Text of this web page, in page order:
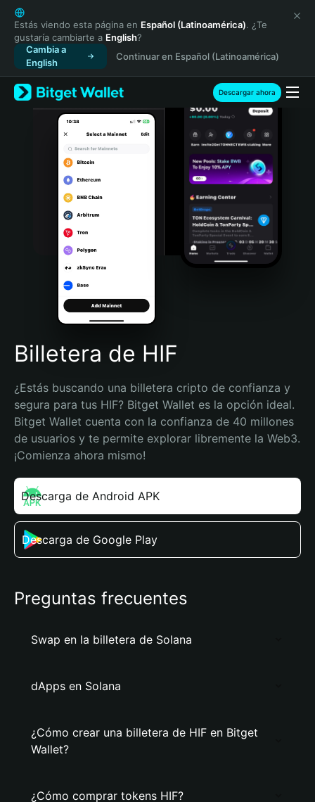
English
日本語
Tiếng Việt
Русский
Español (Latinoamérica)
Türkçe
Italiano
Português (Portugal)
Bahasa Indonesia
Português (Brasil)
Español (Argentina)
Estás viendo esta página en Español (Latinoamérica). ¿Te
gustaría cambiarte a English?
Cambia a
English
Continuar en Español (Latinoamérica)
Descargar ahora
Billetera de HIF
¿Estás buscando una billetera cripto de confianza y
segura para tus HIF? Bitget Wallet es la opción ideal.
Bitget Wallet cuenta con la confianza de 40 millones
de usuarios y te permite explorar libremente la Web3.
¡Comienza ahora mismo!
Descarga de Android APK
Descarga de Google Play
Preguntas frecuentes
Swap en la billetera de Solana
dApps en Solana
¿Cómo crear una billetera de HIF en Bitget
Wallet?
¿Cómo comprar tokens HIF?